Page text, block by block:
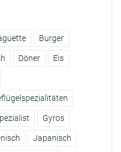
Burger
Döner Eis
Gyros
Japanisch